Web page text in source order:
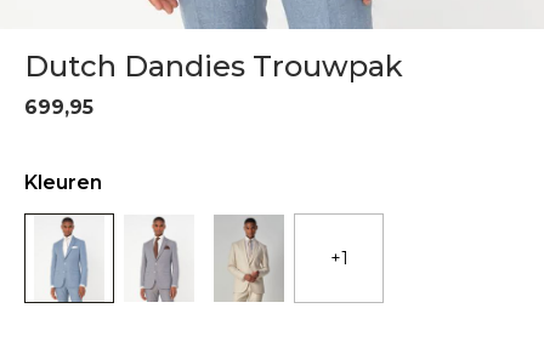
Dutch Dandies Trouwpak
699,95
Kleuren
+1